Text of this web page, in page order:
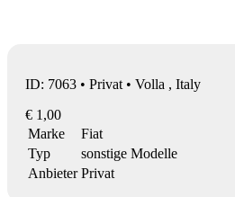
ID: 7063 • Privat • Volla , Italy
€ 1,00
Marke
Fiat
Typ
sonstige Modelle
Anbieter Privat